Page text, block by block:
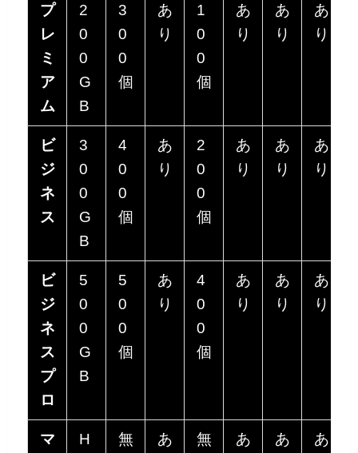
プ
レ
ミ
ア
ム
2
0
0
G
B
3
0
0
個
あ
り
1
0
0
個
あ
り
あ
り
あ
り
ビ
ジ
ネ
ス
3
0
0
G
B
4
0
0
個
あ
り
2
0
0
個
あ
り
あ
り
あ
り
ビ
ジ
ネ
ス
プ
ロ
5
0
0
G
B
5
0
0
個
あ
り
4
0
0
個
あ
り
あ
り
あ
り
マ
H
無
あ
無
あ
あ
あ